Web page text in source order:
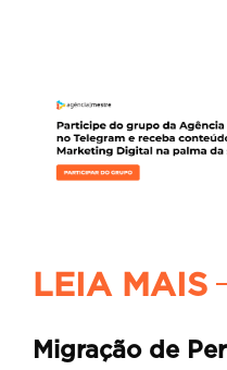
LEIA MAIS
Migração de